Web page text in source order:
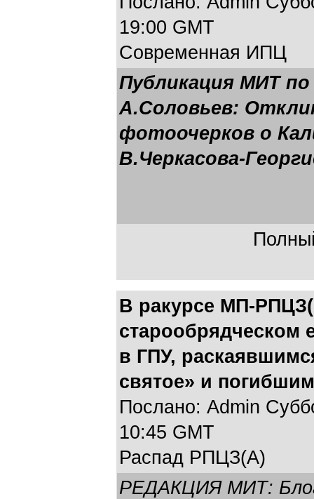
19:00 GMT
Современная ИПЦ
Публикация МИТ
А.Соловьев:
фотоочерков о
В.Черкасова-
В ракурсе МП-
старообрядческом
в ГПУ,
святое» и погибшим
Послано: Admin
10:45 GMT
Распад РПЦЗ(А)
РЕДАКЦИЯ МИТ: